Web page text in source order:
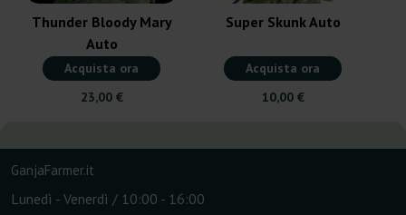
Thunder Bloody Mary
Auto
Acquista ora
23,00 €
Super Skunk Auto
Acquista ora
10,00 €
GanjaFarmer.it
Lunedì - Venerdì / 10:00 - 16:00